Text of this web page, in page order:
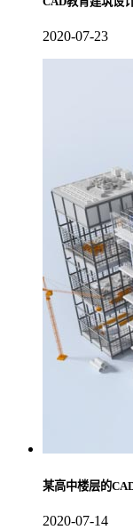
2020-07-23
某高中楼层的
2020-07-14